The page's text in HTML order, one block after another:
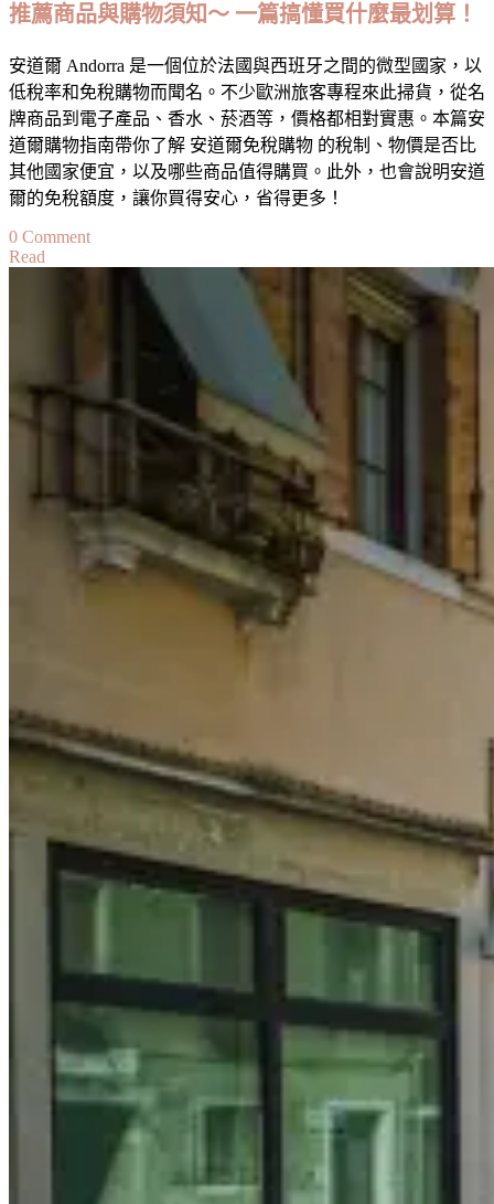
整
推薦商品與購物須知～ 一篇搞懂買什麼最划算！
安道爾 Andorra 是一個位於法國與西班牙之間的微型國家，以
低稅率和免稅購物而聞名。不少歐洲旅客專程來此掃貨，從名
牌商品到電子產品、香水、菸酒等，價格都相對實惠。本篇安
道爾購物指南帶你了解 安道爾免稅購物 的稅制、物價是否比
其他國家便宜，以及哪些商品值得購買。此外，也會說明安道
爾的免稅額度，讓你買得安心，省得更多！
0 Commenton
道
爾
價、
推
品
購
知
～
篇
搞
懂
麼
Read